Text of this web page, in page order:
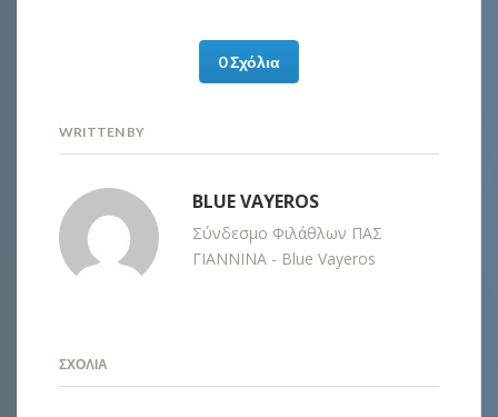
0 Σχόλια
WRITTEN BY
BLUE VAYEROS
Σύνδεσμο Φιλάθλων ΠΑΣ
ΓΙΑΝΝΙΝΑ - Blue Vayeros
ΣΧΌΛΙΑ